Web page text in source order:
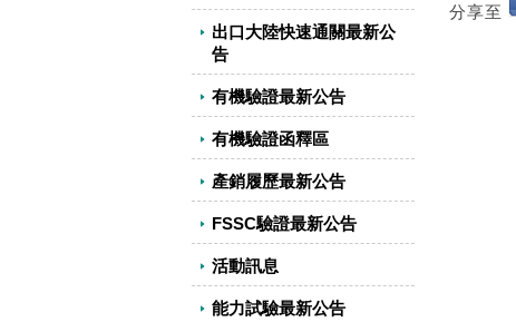
出口大陸快速通關最新公
告
有機驗證最新公告
有機驗證函釋區
產銷履歷最新公告
FSSC驗證最新公告
活動訊息
能力試驗最新公告
分享至